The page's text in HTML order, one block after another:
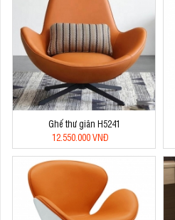
Ghế thư giãn H5241
12.550.000 VNĐ